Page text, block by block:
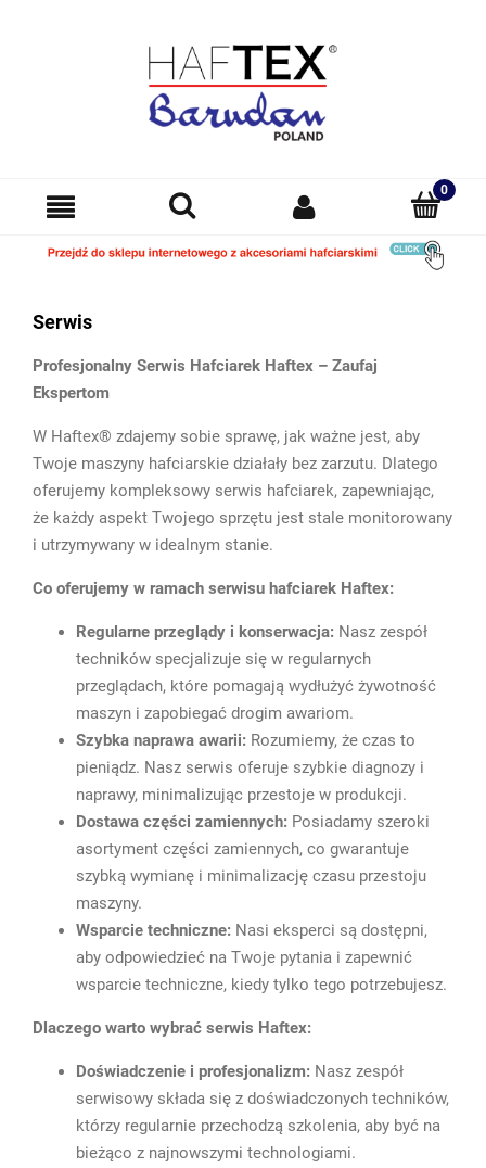
Serwis
Profesjonalny Serwis Hafciarek Haftex – Zaufaj
Ekspertom
W Haftex® zdajemy sobie sprawę, jak ważne jest, aby
Twoje maszyny hafciarskie działały bez zarzutu. Dlatego
oferujemy kompleksowy serwis hafciarek, zapewniając,
że każdy aspekt Twojego sprzętu jest stale monitorowany
i utrzymywany w idealnym stanie.
Co oferujemy w ramach serwisu hafciarek Haftex:
Regularne przeglądy i konserwacja: Nasz zespół
techników specjalizuje się w regularnych
przeglądach, które pomagają wydłużyć żywotność
maszyn i zapobiegać drogim awariom.
Szybka naprawa awarii: Rozumiemy, że czas to
pieniądz. Nasz serwis oferuje szybkie diagnozy i
naprawy, minimalizując przestoje w produkcji.
Dostawa części zamiennych: Posiadamy szeroki
asortyment części zamiennych, co gwarantuje
szybką wymianę i minimalizację czasu przestoju
maszyny.
Wsparcie techniczne: Nasi eksperci są dostępni,
aby odpowiedzieć na Twoje pytania i zapewnić
wsparcie techniczne, kiedy tylko tego potrzebujesz.
Dlaczego warto wybrać serwis Haftex:
Doświadczenie i profesjonalizm: Nasz zespół
serwisowy składa się z doświadczonych techników,
którzy regularnie przechodzą szkolenia, aby być na
bieżąco z najnowszymi technologiami.